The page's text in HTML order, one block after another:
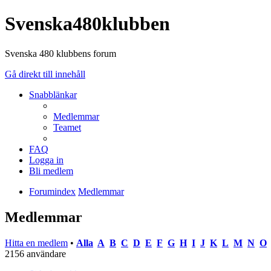
Svenska480klubben
Svenska 480 klubbens forum
Gå direkt till innehåll
Snabblänkar
Medlemmar
Teamet
FAQ
Logga in
Bli medlem
Forumindex Medlemmar
Medlemmar
Hitta en medlem • Alla A B C D E F G H I J K L M N O
2156 användare